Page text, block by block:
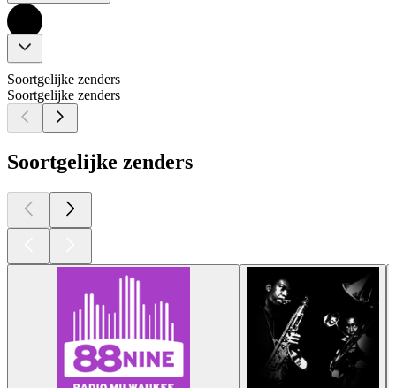
Soortgelijke zenders
Soortgelijke zenders
Soortgelijke zenders